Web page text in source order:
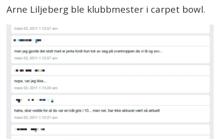
Arne Liljeberg ble klubbmester i carpet bowl.